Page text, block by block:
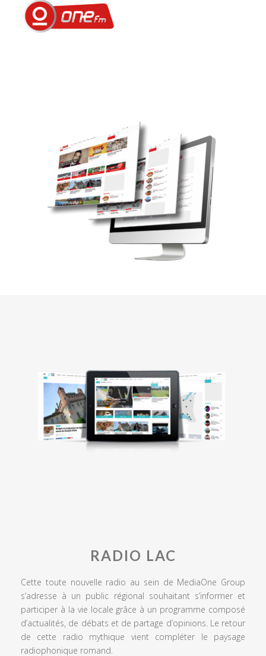
RADIO LAC
Cette toute nouvelle radio au sein de MediaOne Group
s’adresse à un public régional souhaitant s’informer et
participer à la vie locale grâce à un programme composé
d’actualités, de débats et de partage d’opinions. Le retour
de cette radio mythique vient compléter le paysage
radiophonique romand.